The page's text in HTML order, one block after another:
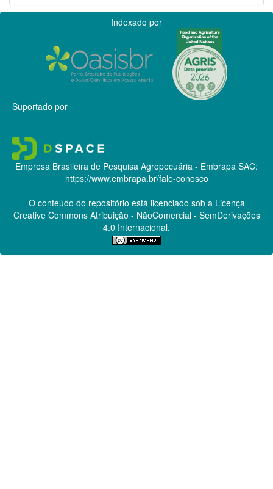
Indexado por
Suportado por
Empresa Brasileira de Pesquisa Agropecuária - Embrapa SAC:
https://www.embrapa.br/fale-conosco
O conteúdo do repositório está licenciado sob a Licença
Creative CommonsAtribuição - NãoComercial - SemDerivações
4.0 Internacional.